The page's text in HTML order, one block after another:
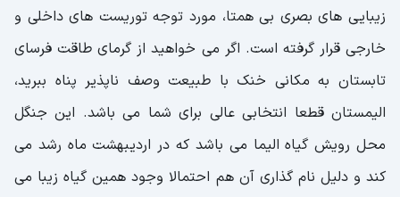
زیبایی های بصری بی همتا، مورد توجه توریست های داخلی و
خارجی قرار گرفته است. اگر می خواهید از گرمای طاقت فرسای
تابستان به مکانی خنک با طبیعت وصف ناپذیر پناه ببرید،
الیمستان قطعا انتخابی عالی برای شما می باشد. این جنگل
محل رویش گیاه الیما می باشد که در اردیبهشت ماه رشد می
کند و دلیل نام گذاری آن هم احتمالا وجود همین گیاه زیبا می